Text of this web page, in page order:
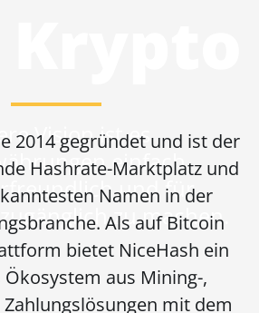
Vision ist es,
einfach,
und für
zu machen.
2014 gegründet und ist der
Hashrate-Marktplatz und
Namen in der
Als auf Bitcoin
bietet NiceHash ein
aus Mining-,
mit dem